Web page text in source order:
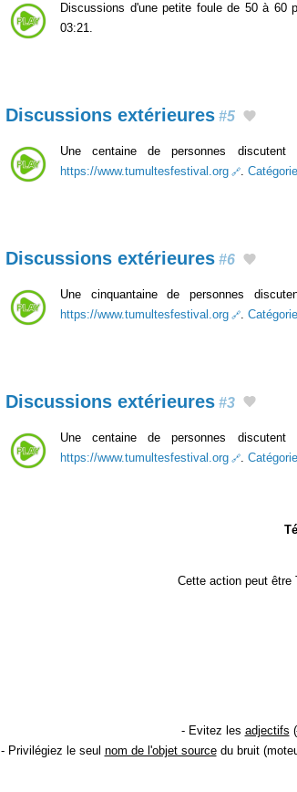
Discussions d'une petite foule de 50 à 60
03:21.
Discussions extérieures #5
Une centaine de personnes
https://www.tumultesfestival.org
.
Discussions extérieures #6
Une cinquantaine de personnes
https://www.tumultesfestival.org
.
Discussions extérieures #3
Une centaine de personnes
https://www.tumultesfestival.org
.
Cette action peut être
- Evitez les adjectifs (
- Privilégiez le seul nom de l'objet sourcedu bruit